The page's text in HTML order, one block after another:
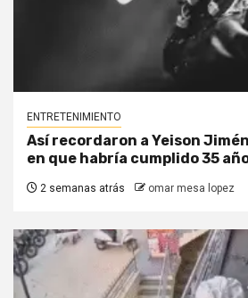
ENTRETENIMIENTO
Así recordaron a Yeison
en que habría cumplido 35
2 semanas atrás omar mesa lopez